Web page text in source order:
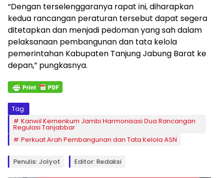
“Dengan terselenggaranya rapat ini, diharapkan
kedua rancangan peraturan tersebut dapat segera
ditetapkan dan menjadi pedoman yang sah dalam
pelaksanaan pembangunan dan tata kelola
pemerintahan Kabupaten Tanjung Jabung Barat ke
depan,” pungkasnya.
Tag:
Kanwil Kemenkum Jambi Harmonisasi Dua Rancangan
Regulasi Tanjabbar
Perkuat Arah Pembangunan dan Tata Kelola ASN
Penulis: Jolyot Editor: Redaksi